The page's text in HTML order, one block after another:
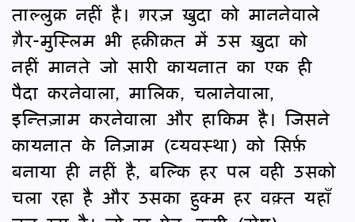
ताल्लुक़ नहीं है। ग़रज़ ख़ुदा को माननेवाले
ग़ैर-मुस्लिम भी हक़ीक़त में उस ख़ुदा को
नहीं मानते जो सारी कायनात का एक ही
पैदा करनेवाला, मालिक, चलानेवाला,
इन्तिज़ाम करनेवाला और हाकिम है। जिसने
कायनात के निज़ाम (व्यवस्था) को सिर्फ़
बनाया ही नहीं है, बल्कि हर पल वही उसको
चला रहा है और उसका हुक्म हर वक़्त यहाँ